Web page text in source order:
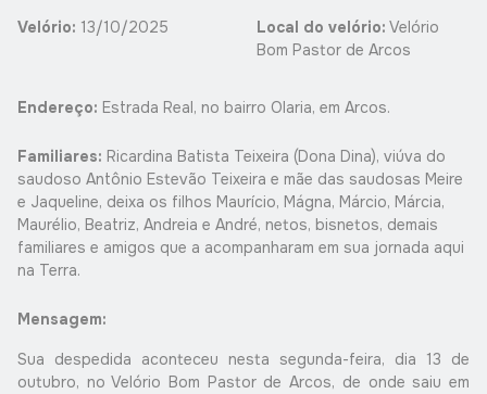
Velório: 13/10/2025 Local do velório: Velório
Bom Pastor de Arcos
Endereço: Estrada Real, no bairro Olaria, em Arcos.
Familiares: Ricardina Batista Teixeira (Dona Dina), viúva do
saudoso Antônio Estevão Teixeira e mãe das saudosas Meire
e Jaqueline, deixa os filhos Maurício, Mágna, Márcio, Márcia,
Maurélio, Beatriz, Andreia e André, netos, bisnetos, demais
familiares e amigos que a acompanharam em sua jornada aqui
na Terra.
Mensagem:
Sua despedida aconteceu nesta segunda-feira, dia 13 de
outubro, no Velório Bom Pastor de Arcos, de onde saiu em